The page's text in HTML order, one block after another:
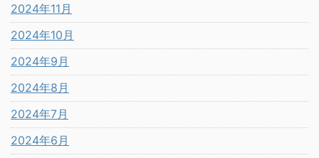
2024年11月
2024年10月
2024年9月
2024年8月
2024年7月
2024年6月